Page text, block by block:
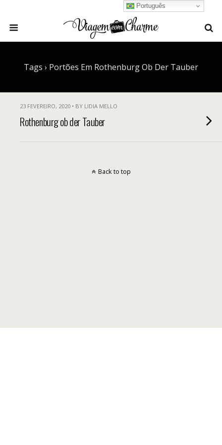
Tags › Portões Em Rothenburg Ob Der Tauber
23 FEVEREIRO, 2020 • BY LIDIA MELLO
Rothenburg ob der Tauber
Português
Back to top